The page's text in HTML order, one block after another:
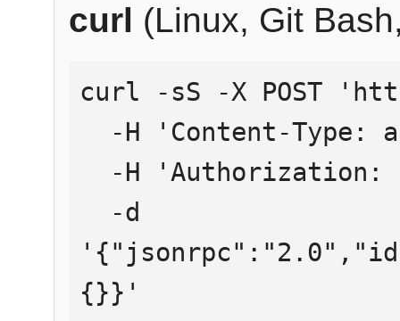
curl (Linux, Git
curl -sS -X POST
{}}'